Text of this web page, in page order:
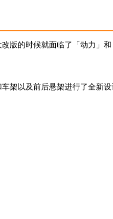
版的时候就面临了「动力」
架以及前后悬架进行了全新设